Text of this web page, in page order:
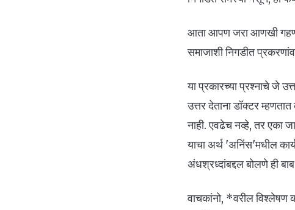
आता आपण जरा आणखी गहण
समाजाशी निगडीत
या प्रकारच्या प्रश्नाचे जे
उत्तर देताना डॉक्टर
नाही. एवढेच नव्हे, तर एका
याचा अर्थ 'अनिंस'मधील
अंधश्रध्दांबद्दल बोलणे ही
वाचकांनो, *वरील